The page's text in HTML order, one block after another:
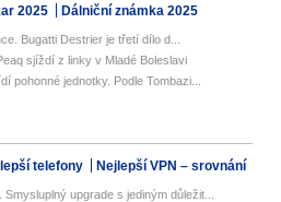
2025 Dálniční známka 2025
Bugatti Destrier je třetí dílo d...
sjíždí z linky v Mladé Boleslavi
pohonné jednotky. Podle Tombazi...
telefony Nejlepší VPN – srovnání
upgrade s jediným důležit...